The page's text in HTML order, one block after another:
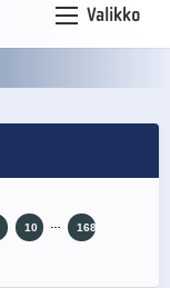
Valikko
10 168